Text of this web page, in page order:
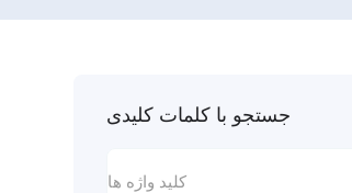
جستجو با کلمات کلیدی